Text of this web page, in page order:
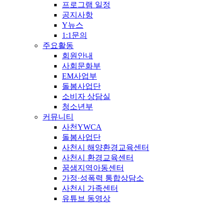
프로그램 일정
공지사항
Y뉴스
1:1문의
주요활동
회원안내
사회문화부
EM사업부
돌봄사업단
소비자 상담실
청소년부
커뮤니티
사천YWCA
돌봄사업단
사천시 해양환경교육센터
사천시 환경교육센터
꿈샘지역아동센터
가정·성폭력 통합상담소
사천시 가족센터
유튜브 동영상